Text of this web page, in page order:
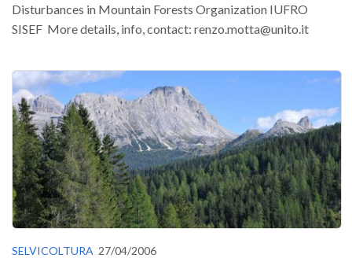
Disturbances in Mountain Forests Organization IUFRO
SISEF More details, info, contact: renzo.motta@unito.it
SELVICOLTURA 27/04/2006